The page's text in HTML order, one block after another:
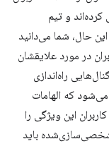
و تیم
شما می‌دانید
مورد علایقشان
راه‌اندازی
که الهامات
این ویژگی را
باید